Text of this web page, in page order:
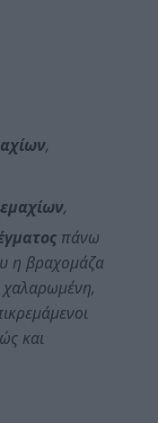
,
,
πάνω
η βραχομάζα
χαλαρωμένη,
και